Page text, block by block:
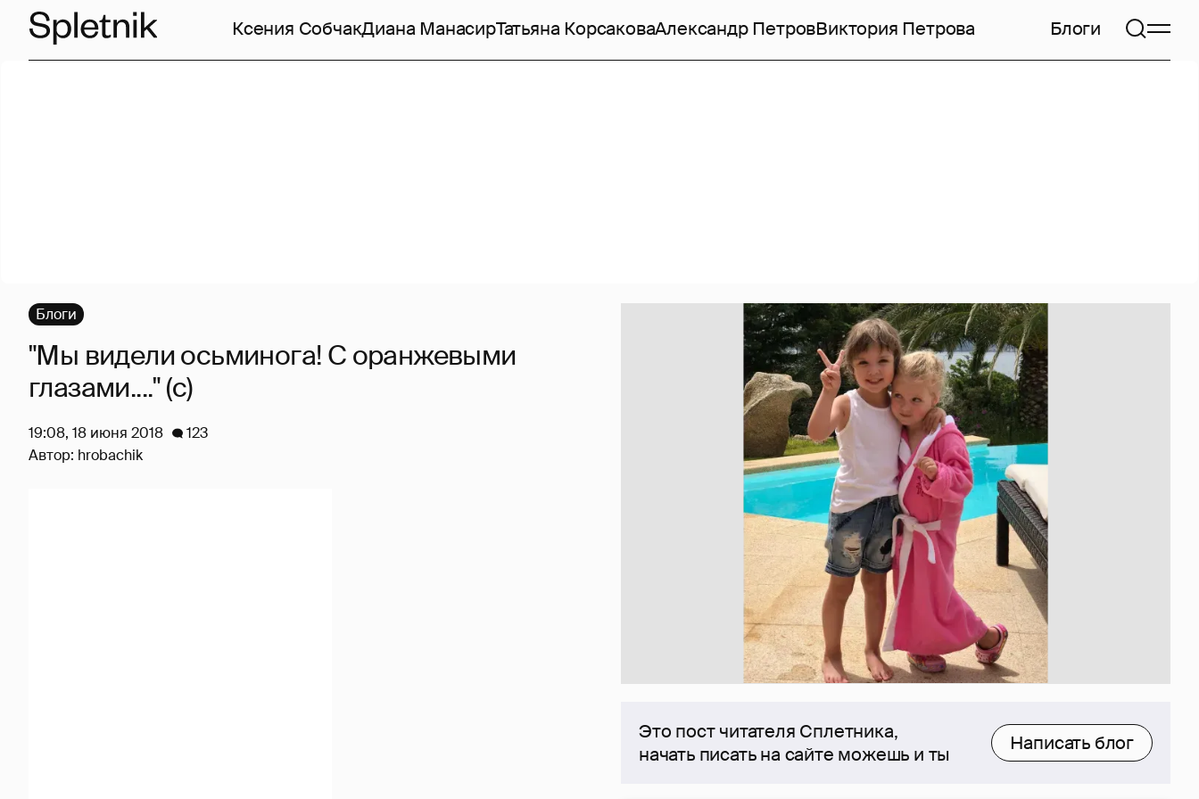
Ксения СобчакДиана МанасирТатьяна КорсаковаАлександр ПетровВиктория Петрова Блоги
Это пост читателя Сплетника,
начать писать на сайте можешь и ты
Написать блог
Блоги
"Мы видели осьминога! С оранжевыми
глазами...." (с)
19:08, 18 июня 2018
123
Автор: hrobachik